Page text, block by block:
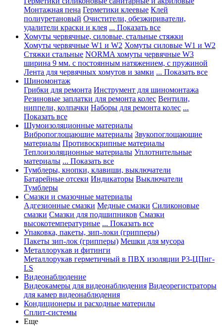
Монтажная пена Герметики клеевые Клей
полиуретановый Очистители, обезжириватели,
удалители краски и клея ... Показать все
Хомуты червячные, силовые, стальные стяжки
Хомуты червячные W1 и W2 Хомуты силовые W1 и W2
Стяжки стальные NORMA хомуты червячные W3
ширина 9 мм. с постоянным натяжением, с пружиной
Лента для червячных хомутов и замки ... Показать все
Шиномонтаж
Грибки для ремонта Инструмент для шиномонтажа
Резиновые заплатки для ремонта колес Вентили,
ниппели, колпачки Наборы для ремонта колес ...
Показать все
Шумоизоляционные материалы
Вибропоглощающие материалы Звукопоглощающие
материалы Противоскрипные материалы
Теплоизоляционные материалы Уплотнительные
материалы ... Показать все
Тумблеры, кнопки, клавиши, выключатели
Батарейные отсеки Индикаторы Выключатели
Тумблеры
Смазки и смазочные материалы
Адгезионные смазки Медные смазки Силиконовые
смазки Смазки для подшипников Смазки
высокотемпературные ... Показать все
Упаковка, пакеты, зип-локи (грипперы)
Пакеты зип-лок (грипперы) Мешки для мусора
Металлорукав и фитинги
Металлорукав герметичный в ПВХ изоляции Р3-ЦПнг-
LS
Видеонаблюдение
Видеокамеры для видеонаблюдения Видеорегистраторы
для камер видеонаблюдения
Кондиционеры и расходные материлы
Сплит-системы
Еще